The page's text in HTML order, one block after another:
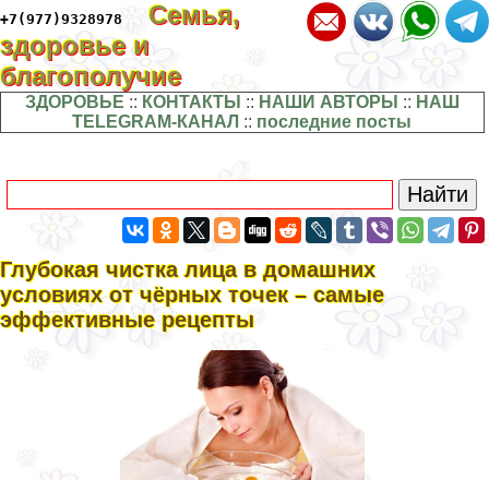
+7(977)9328978
Семья,
здоровье и
благополучие
ЗДОРОВЬЕ :: КОНТАКТЫ :: НАШИ АВТОРЫ :: НАШ
TELEGRAM-КАНАЛ :: последние посты
Глубокая чистка лица в домашних
условиях от чёрных точек – самые
эффективные рецепты